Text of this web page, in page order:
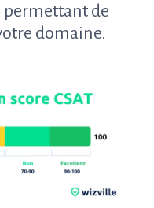
permettant de
domaine.